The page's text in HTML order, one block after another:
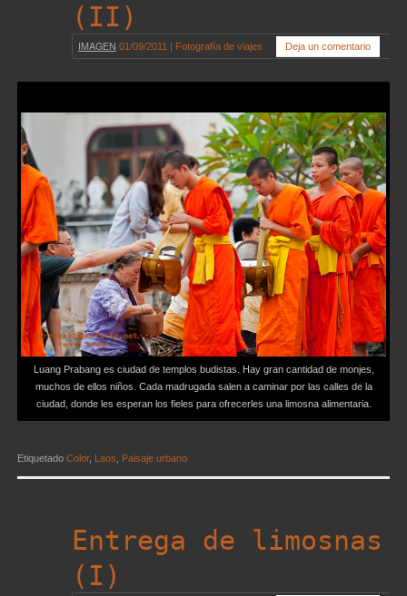
(II)
IMAGEN 01/09/2011 Fotografía de viajes Deja un comentario
Luang Prabang es ciudad de templos budistas. Hay gran cantidad de monjes,
muchos de ellos niños. Cada madrugada salen a caminar por las calles de la
ciudad, donde les esperan los fieles para ofrecerles una limosna alimentaria.
Etiquetado Color, Laos Paisaje urbano
Entrega de limosnas
(I)